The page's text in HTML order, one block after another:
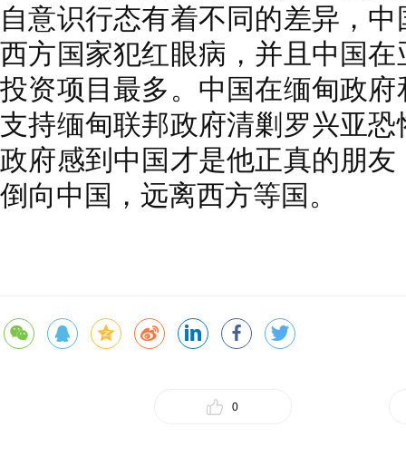
自意识行态有着不同的差异，
西方国家犯红眼病，并且中国
投资项目最多。中国在缅甸政
支持缅甸联邦政府清剿罗兴亚
政府感到中国才是他正真的朋
倒向中国，远离西方等国。
0